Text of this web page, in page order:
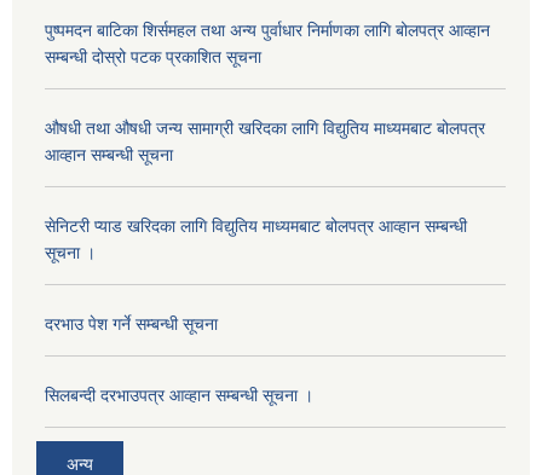
पुष्पमदन बाटिका शिर्समहल तथा अन्य पुर्वाधार निर्माणका लागि बोलपत्र आव्हान
सम्बन्धी दोस्रो पटक प्रकाशित सूचना
औषधी तथा औषधी जन्य सामाग्री खरिदका लागि विद्युतिय माध्यमबाट बोलपत्र
आव्हान सम्बन्धी सूचना
सेनिटरी प्याड खरिदका लागि विद्युतिय माध्यमबाट बोलपत्र आव्हान सम्बन्धी
सूचना ।
दरभाउ पेश गर्ने सम्बन्धी सूचना
सिलबन्दी दरभाउपत्र आव्हान सम्बन्धी सूचना ।
अन्य